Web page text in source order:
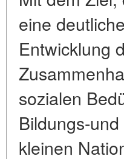
eine
Entwicklung
sozialen
Bildungs-
kleinen